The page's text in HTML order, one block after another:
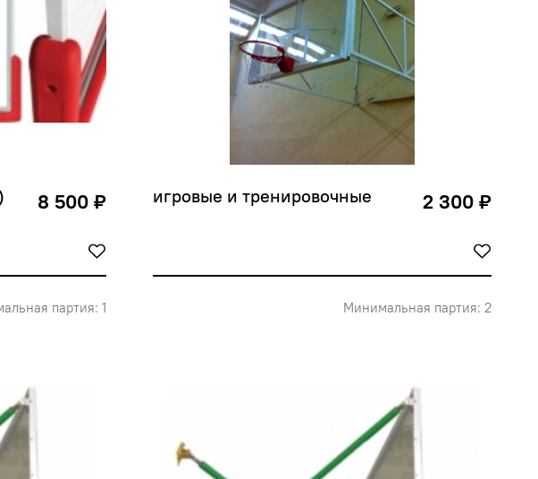
8 500 ₽
партия: 1
игровые и тренировочные 2 300 ₽
Минимальная партия: 2